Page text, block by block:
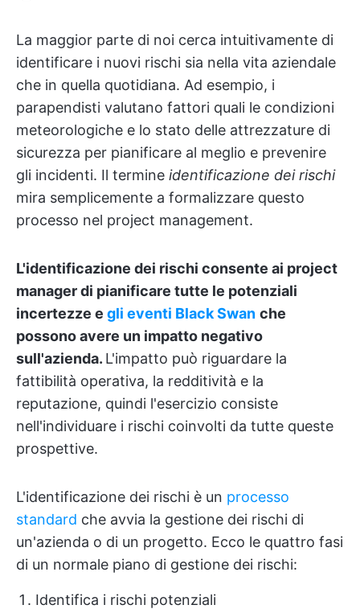
La maggior parte di noi cerca intuitivamente di
identificare i nuovi rischi sia nella vita aziendale
che in quella quotidiana. Ad esempio, i
parapendisti valutano fattori quali le condizioni
meteorologiche e lo stato delle attrezzature di
sicurezza per pianificare al meglio e prevenire
gli incidenti. Il termine identificazione dei rischi
mira semplicemente a formalizzare questo
processo nel project management.
L'identificazione dei rischi consente ai project
manager di pianificare tutte le potenziali
incertezze e gli eventi Black Swan che
possono avere un impatto negativo
sull'azienda. L'impatto può riguardare la
fattibilità operativa, la redditività e la
reputazione, quindi l'esercizio consiste
nell'individuare i rischi coinvolti da tutte queste
prospettive.
L'identificazione dei rischi è un processo
standard che avvia la gestione dei rischi di
un'azienda o di un progetto. Ecco le quattro fasi
di un normale piano di gestione dei rischi:
Identifica i rischi potenziali